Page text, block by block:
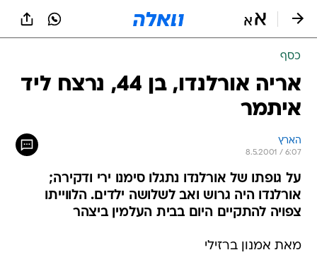
כסף
אריה אורלנדו, בן 44, נרצח ליד
איתמר
הארץ
8.5.2001 / 6:07
על גופתו של אורלנדו נתגלו סימנו ירי ודקירה;
אורלנדו היה גרוש ואב לשלושה ילדים. הלווייתו
צפויה להתקיים היום בבית העלמין ביצהר
מאת אמנון ברזילי